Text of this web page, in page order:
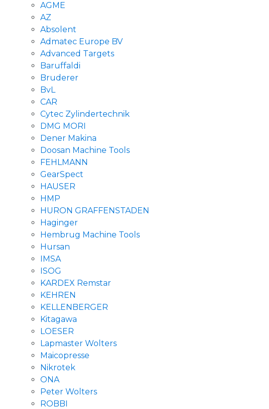
AGME
AZ
Absolent
Admatec Europe BV
Advanced Targets
Baruffaldi
Bruderer
BvL
CAR
Cytec Zylindertechnik
DMG MORI
Dener Makina
Doosan Machine Tools
FEHLMANN
GearSpect
HAUSER
HMP
HURON GRAFFENSTADEN
Haginger
Hembrug Machine Tools
Hursan
IMSA
ISOG
KARDEX Remstar
KEHREN
KELLENBERGER
Kitagawa
LOESER
Lapmaster Wolters
Maicopresse
Nikrotek
ONA
Peter Wolters
ROBBI